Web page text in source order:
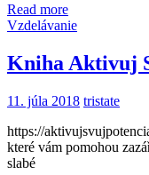
Read more
Vzdelávanie
Kniha Aktivuj
11. júla 2018 tristate
https://
které vám pomohou
slabé